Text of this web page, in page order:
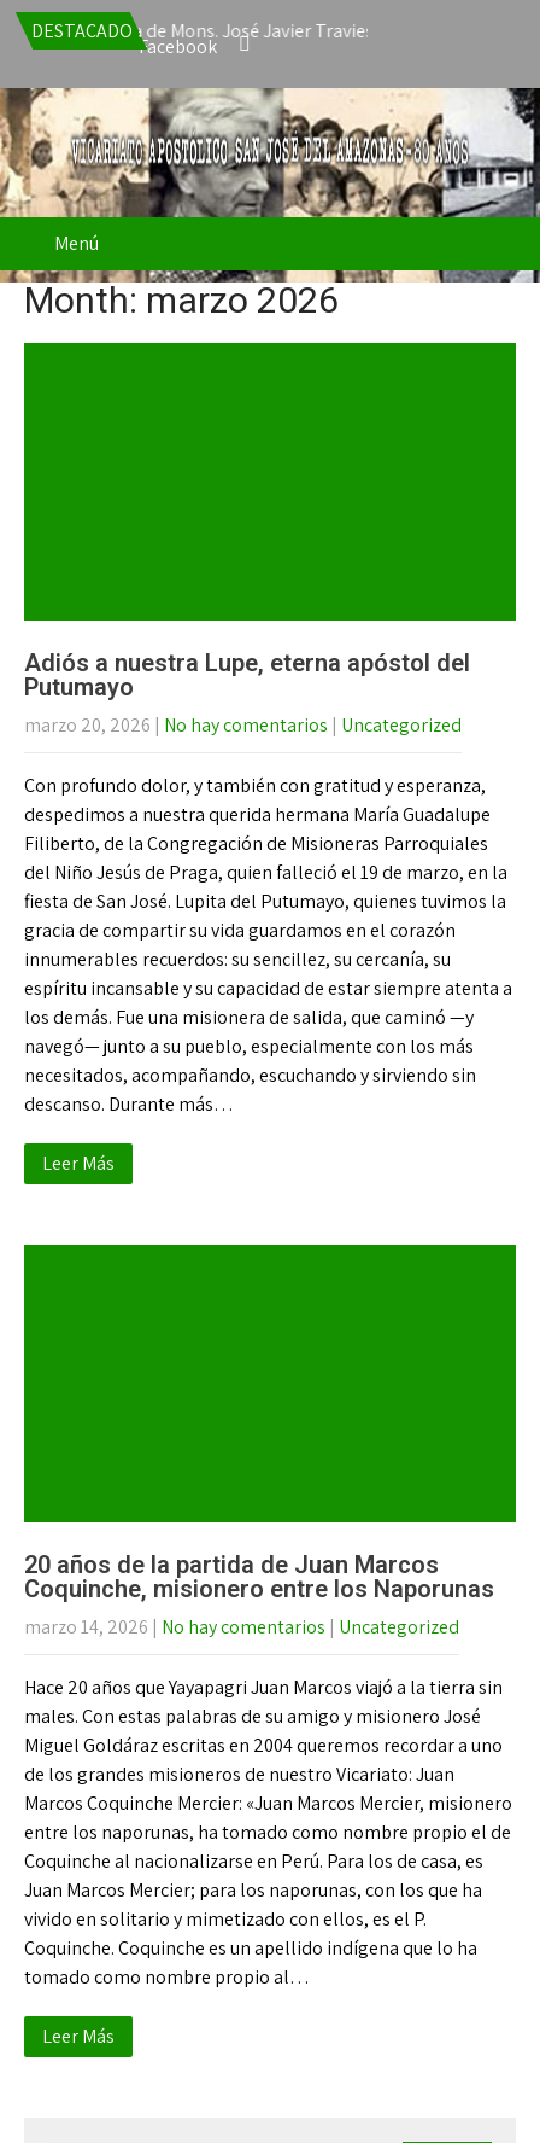
DESTACADO
la renuncia de Mons. José Javier Travieso como Vicario
Facebook
Menú
Month: marzo 2026
Adiós a nuestra Lupe, eterna apóstol del
Putumayo
marzo 20, 2026 | No hay comentarios | Uncategorized
Con profundo dolor, y también con gratitud y esperanza,
despedimos a nuestra querida hermana María Guadalupe
Filiberto, de la Congregación de Misioneras Parroquiales
del Niño Jesús de Praga, quien falleció el 19 de marzo, en la
fiesta de San José. Lupita del Putumayo, quienes tuvimos la
gracia de compartir su vida guardamos en el corazón
innumerables recuerdos: su sencillez, su cercanía, su
espíritu incansable y su capacidad de estar siempre atenta a
los demás. Fue una misionera de salida, que caminó —y
navegó— junto a su pueblo, especialmente con los más
necesitados, acompañando, escuchando y sirviendo sin
descanso. Durante más…
Leer Más
20 años de la partida de Juan Marcos
Coquinche, misionero entre los Naporunas
marzo 14, 2026 | No hay comentarios | Uncategorized
Hace 20 años que Yayapagri Juan Marcos viajó a la tierra sin
males. Con estas palabras de su amigo y misionero José
Miguel Goldáraz escritas en 2004 queremos recordar a uno
de los grandes misioneros de nuestro Vicariato: Juan
Marcos Coquinche Mercier: «Juan Marcos Mercier, misionero
entre los naporunas, ha tomado como nombre propio el de
Coquinche al nacionalizarse en Perú. Para los de casa, es
Juan Marcos Mercier; para los naporunas, con los que ha
vivido en solitario y mimetizado con ellos, es el P.
Coquinche. Coquinche es un apellido indígena que lo ha
tomado como nombre propio al…
Leer Más